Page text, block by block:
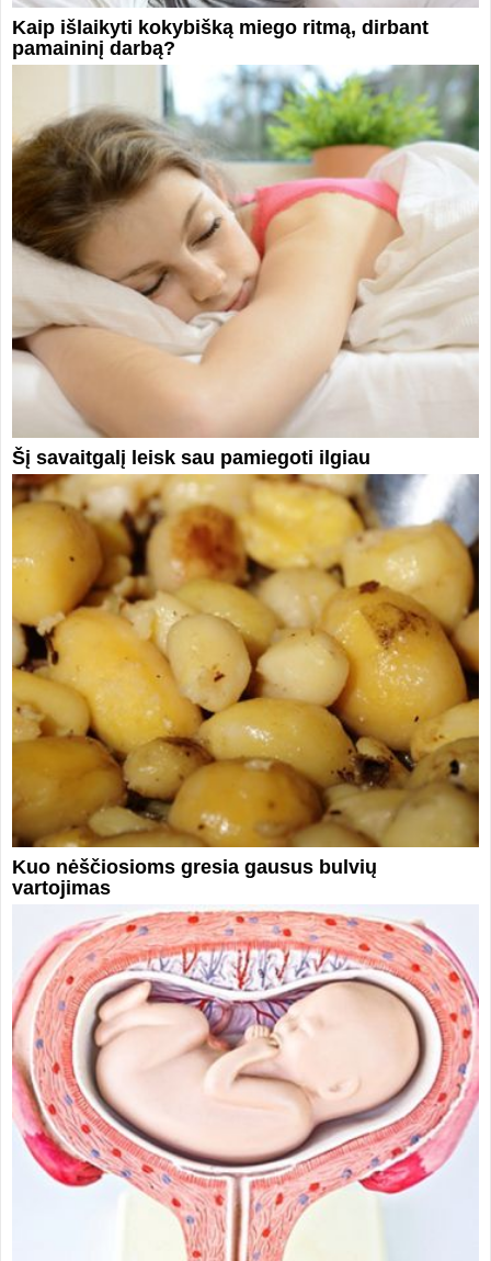
Kaip išlaikyti kokybišką miego ritmą, dirbant
pamaininį darbą?
Šį savaitgalį leisk sau pamiegoti ilgiau
Kuo nėščiosioms gresia gausus bulvių
vartojimas